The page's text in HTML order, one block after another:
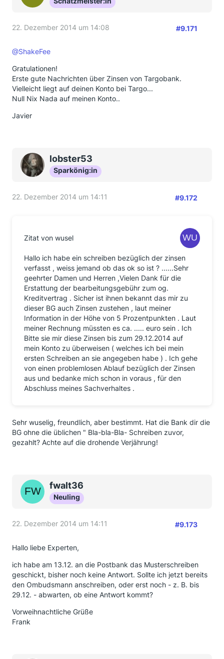
22. Dezember 2014 um 14:08 #9.171
@ShakeFee
Gratulationen!
Erste gute Nachrichten über Zinsen von Targobank.
Vielleicht liegt auf deinen Konto bei Targo...
Null Nix Nada auf meinen Konto..
Javier
lobster53
Sparkönig:in
22. Dezember 2014 um 14:11 #9.172
Zitat von wusel
Hallo ich habe ein schreiben bezüglich der zinsen
verfasst , weiss jemand ob das ok so ist ? ......Sehr
geehrter Damen und Herren ,Vielen Dank für die
Erstattung der bearbeitungsgebühr zum og.
Kreditvertrag . Sicher ist ihnen bekannt das mir zu
dieser BG auch Zinsen zustehen , laut meiner
Information in der Höhe von 5 Prozentpunkten . Laut
meiner Rechnung müssten es ca. ..... euro sein . Ich
Bitte sie mir diese Zinsen bis zum 29.12.2014 auf
mein Konto zu überweisen ( welches ich bei mein
ersten Schreiben an sie angegeben habe ) . Ich gehe
von einen problemlosen Ablauf bezüglich der Zinsen
aus und bedanke mich schon in voraus , für den
Abschluss meines Sachverhaltes .
Sehr wuselig, freundlich, aber bestimmt. Hat die Bank dir die
BG ohne die üblichen " Bla-bla-Bla- Schreiben zuvor,
gezahlt? Achte auf die drohende Verjährung!
fwalt36
Neuling
22. Dezember 2014 um 14:11 #9.173
Hallo liebe Experten,
ich habe am 13.12. an die Postbank das Musterschreiben
geschickt, bisher noch keine Antwort. Sollte ich jetzt bereits
den Ombudsmann anschreiben, oder erst noch - z. B. bis
29.12. - abwarten, ob eine Antwort kommt?
Vorweihnachtliche Grüße
Frank